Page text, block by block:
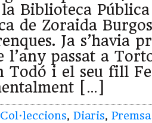
Biblioteca
de Zoraida
Ja s’havia
l’any passat a
Todó i el seu fill
[…]
Col·leccions, Diaris, Premsa